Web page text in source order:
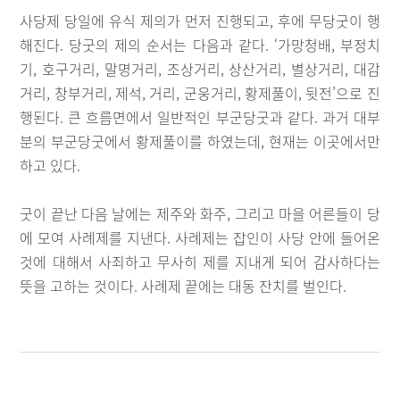
사당제 당일에 유식 제의가 먼저 진행되고, 후에 무당굿이 행
해진다. 당굿의 제의 순서는 다음과 같다. ‘가망청배, 부정치
기, 호구거리, 말명거리, 조상거리, 상산거리, 별상거리, 대감
거리, 창부거리, 제석, 거리, 군웅거리, 황제풀이, 뒷전’으로 진
행된다. 큰 흐름면에서 일반적인 부군당굿과 같다. 과거 대부
분의 부군당굿에서 황제풀이를 하였는데, 현재는 이곳에서만
하고 있다.
굿이 끝난 다음 날에는 제주와 화주, 그리고 마을 어른들이 당
에 모여 사례제를 지낸다. 사례제는 잡인이 사당 안에 들어온
것에 대해서 사죄하고 무사히 제를 지내게 되어 감사하다는
뜻을 고하는 것이다. 사례제 끝에는 대동 잔치를 벌인다.